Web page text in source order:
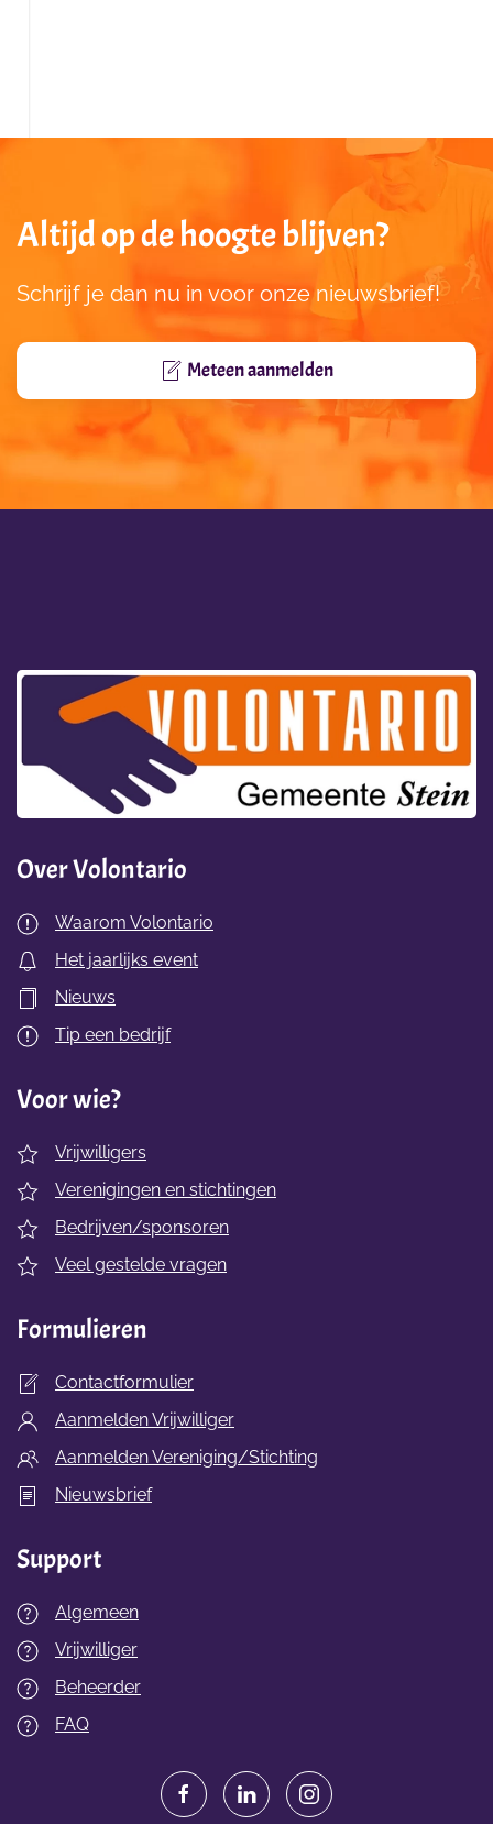
Altijd op de hoogte blijven?
Schrijf je dan nu in voor onze nieuwsbrief!
Meteen aanmelden
Over Volontario
Waarom Volontario
Het jaarlijks event
Nieuws
Tip een bedrijf
Voor wie?
Vrijwilligers
Verenigingen en stichtingen
Bedrijven/sponsoren
Veel gestelde vragen
Formulieren
Contactformulier
Aanmelden Vrijwilliger
Aanmelden Vereniging/Stichting
Nieuwsbrief
Support
Algemeen
Vrijwilliger
Beheerder
FAQ